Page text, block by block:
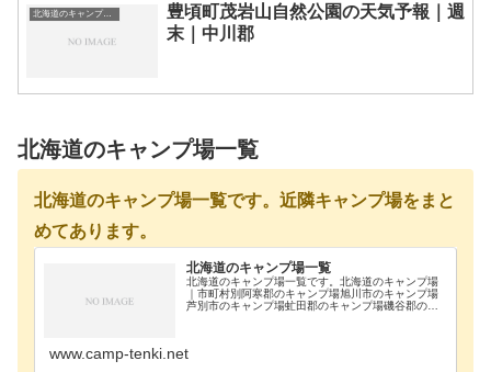
北海道のキャンプ場一覧
豊頃町茂岩山自然公園の天気予報｜週
末｜中川郡
北海道のキャンプ場一覧
北海道のキャンプ場一覧です。近隣キャンプ場をまと
めてあります。
北海道のキャンプ場一覧
北海道のキャンプ場一覧です。北海道のキャンプ場
｜市町村別阿寒郡のキャンプ場旭川市のキャンプ場
芦別市のキャンプ場虻田郡のキャンプ場磯谷郡のキ
www.camp-tenki.net